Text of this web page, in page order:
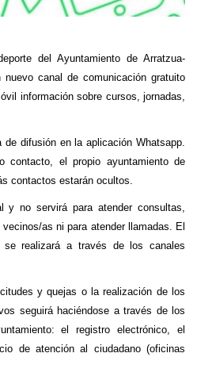
del Ayuntamiento de Arratzua-
nuevo canal de comunicación gratuito
información sobre cursos, jornadas,
difusión en la aplicación Whatsapp.
contacto, el propio ayuntamiento de
contactos estarán ocultos.
no servirá para atender consultas,
as ni para atender llamadas. El
se realizará a través de los canales
y quejas o la realización de los
seguirá haciéndose a través de los
el registro electrónico, el
de atención al ciudadano (oficinas